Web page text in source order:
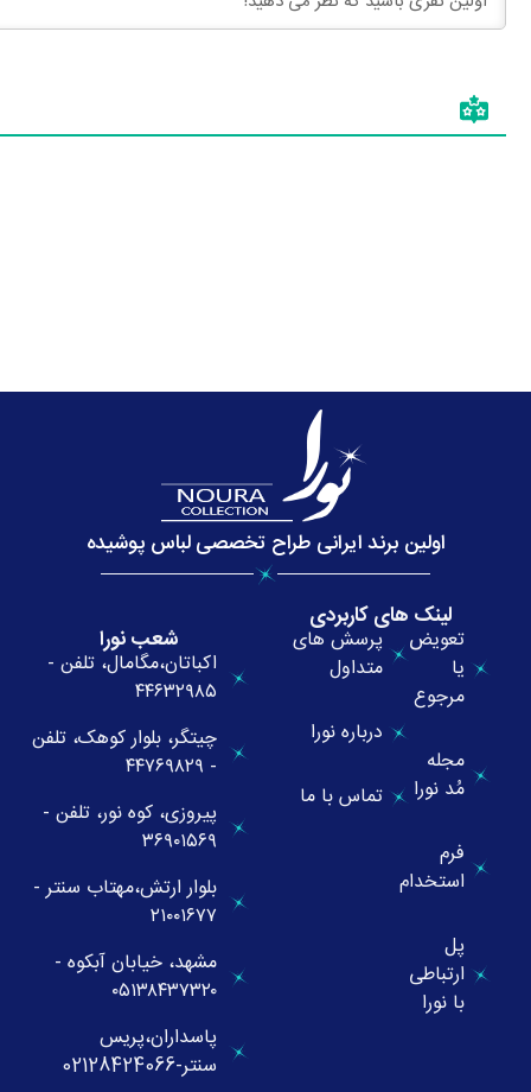
اولین برند ایرانی طراح تخصصی لباس پوشیده
لینک های کاربردی
تعویض
یا
مرجوع
مجله
مُد نورا
فرم
استخدام
پل
ارتباطی
با نورا
پرسش های
متداول
درباره نورا
تماس با ما
شعب نورا
اکباتان،مگامال، تلفن -
۴۴۶۳۲۹۸۵
چیتگر، بلوار کوهک، تلفن
- ۴۴۷۶۹۸۲۹
پیروزی، کوه نور، تلفن -
۳۶۹۰۱۵۶۹
بلوار ارتش،مهتاب سنتر -
۲۱۰۰۱۶۷۷
مشهد، خیابان آبکوه -
۰۵۱۳۸۴۳۷۳۲۰
پاسداران،پریس
سنتر-02128424066